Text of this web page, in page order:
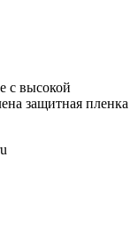
с высокой
защитная пленка